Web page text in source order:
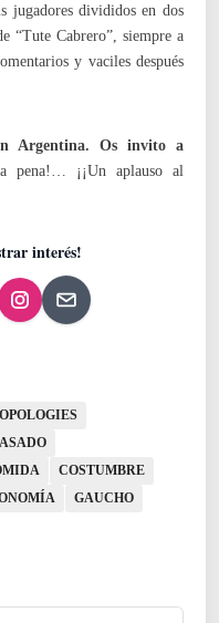
jugadores divididos en dos
“Tute Cabrero”, siempre a
y vaciles después
Argentina. Os invito a
pena!… ¡¡Un aplauso al
interés!
ASADO
COSTUMBRE
GAUCHO